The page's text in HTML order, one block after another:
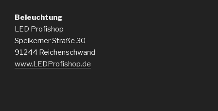
Beleuchtung
LED Profishop
Speikerner Straße 30
91244 Reichenschwand
www.LEDProfishop.de